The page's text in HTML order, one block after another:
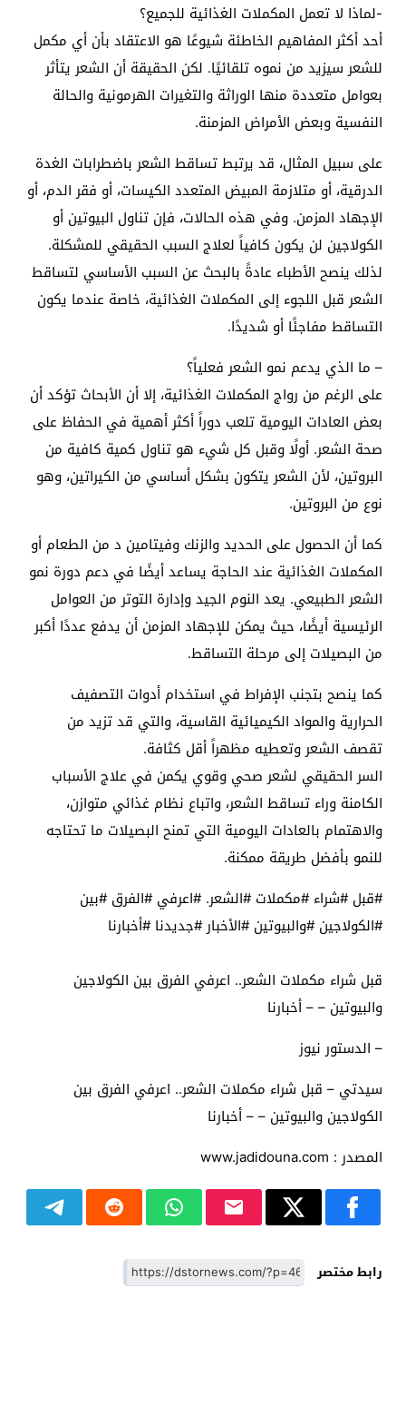
-لماذا لا تعمل المكملات الغذائية للجميع؟
أحد أكثر المفاهيم الخاطئة شيوعًا هو الاعتقاد بأن أي مكمل
للشعر سيزيد من نموه تلقائيًا. لكن الحقيقة أن الشعر يتأثر
بعوامل متعددة منها الوراثة والتغيرات الهرمونية والحالة
النفسية وبعض الأمراض المزمنة.
على سبيل المثال، قد يرتبط تساقط الشعر باضطرابات الغدة
الدرقية، أو متلازمة المبيض المتعدد الكيسات، أو فقر الدم، أو
الإجهاد المزمن. وفي هذه الحالات، فإن تناول البيوتين أو
الكولاجين لن يكون كافياً لعلاج السبب الحقيقي للمشكلة.
لذلك ينصح الأطباء عادةً بالبحث عن السبب الأساسي لتساقط
الشعر قبل اللجوء إلى المكملات الغذائية، خاصة عندما يكون
التساقط مفاجئًا أو شديدًا.
– ما الذي يدعم نمو الشعر فعلياً؟
على الرغم من رواج المكملات الغذائية، إلا أن الأبحاث تؤكد أن
بعض العادات اليومية تلعب دوراً أكثر أهمية في الحفاظ على
صحة الشعر. أولًا وقبل كل شيء هو تناول كمية كافية من
البروتين، لأن الشعر يتكون بشكل أساسي من الكيراتين، وهو
نوع من البروتين.
كما أن الحصول على الحديد والزنك وفيتامين د من الطعام أو
المكملات الغذائية عند الحاجة يساعد أيضًا في دعم دورة نمو
الشعر الطبيعي. يعد النوم الجيد وإدارة التوتر من العوامل
الرئيسية أيضًا، حيث يمكن للإجهاد المزمن أن يدفع عددًا أكبر
من البصيلات إلى مرحلة التساقط.
كما ينصح بتجنب الإفراط في استخدام أدوات التصفيف
الحرارية والمواد الكيميائية القاسية، والتي قد تزيد من
تقصف الشعر وتعطيه مظهراً أقل كثافة.
السر الحقيقي لشعر صحي وقوي يكمن في علاج الأسباب
الكامنة وراء تساقط الشعر، واتباع نظام غذائي متوازن،
والاهتمام بالعادات اليومية التي تمنح البصيلات ما تحتاجه
للنمو بأفضل طريقة ممكنة.
#قبل #شراء #مكملات #الشعر. #اعرفي #الفرق #بين
#الكولاجين #والبيوتين #الأخبار #جديدنا #أخبارنا
قبل شراء مكملات الشعر.. اعرفي الفرق بين الكولاجين
والبيوتين – – أخبارنا
– الدستور نيوز
سيدتي – قبل شراء مكملات الشعر.. اعرفي الفرق بين
الكولاجين والبيوتين – – أخبارنا
المصدر : www.jadidouna.com
رابط مختصر